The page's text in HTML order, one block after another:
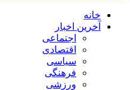
خانه
آخرین اخبار
اجتماعی
اقتصادی
سیاسی
فرهنگی
ورزشی